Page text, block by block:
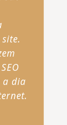
a dia